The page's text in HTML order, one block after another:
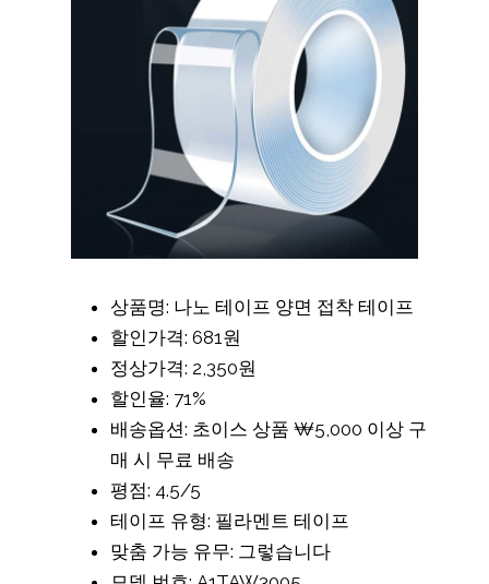
상품명: 나노 테이프 양면 접착 테이프
할인가격: 681원
정상가격: 2,350원
할인율: 71%
배송옵션: 초이스 상품 ₩5,000 이상 구
매 시 무료 배송
평점: 4.5/5
테이프 유형: 필라멘트 테이프
맞춤 가능 유무: 그렇습니다